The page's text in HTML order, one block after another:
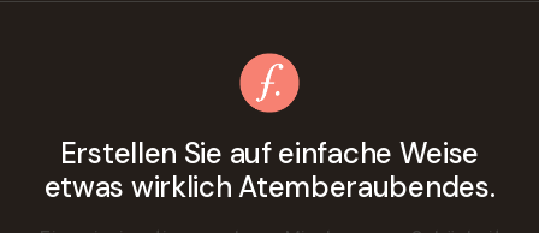
Erstellen Sie auf einfache Weise
etwas wirklich Atemberaubendes.